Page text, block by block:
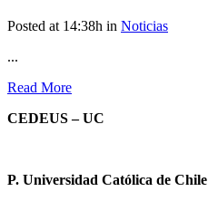
Posted at 14:38h in Noticias
...
Read More
CEDEUS – UC
P. Universidad Católica de Chile